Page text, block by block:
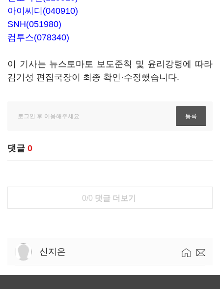
아이씨디(040910)
SNH(051980)
컴투스(078340)
이 기사는 뉴스토마토 보도준칙 및 윤리강령에 따라
김기성 편집국장이 최종 확인·수정했습니다.
댓글 0
0/0 댓글 더보기
신지은